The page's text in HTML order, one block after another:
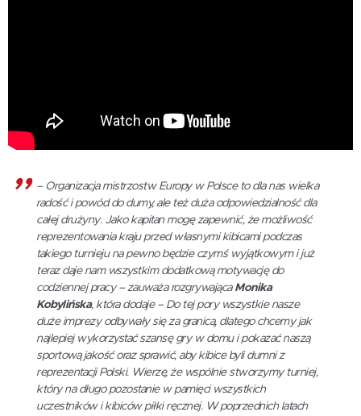
– Organizacja mistrzostw Europy w Polsce to dla nas wielka
radość i powód do dumy, ale też duża odpowiedzialność dla
całej drużyny. Jako kapitan mogę zapewnić, że możliwość
reprezentowania kraju przed własnymi kibicami podczas
takiego turnieju na pewno będzie czymś wyjątkowym i już
teraz daje nam wszystkim dodatkową motywację do
codziennej pracy– zauważa rozgrywająca Monika
Kobylińska, która dodaje – Do tej pory wszystkie nasze
duże imprezy odbywały się za granicą, dlatego chcemy jak
najlepiej wykorzystać szansę gry w domu i pokazać naszą
sportową jakość oraz sprawić, aby kibice byli dumni z
reprezentacji Polski. Wierzę, że wspólnie stworzymy turniej,
który na długo pozostanie w pamięci wszystkich
uczestników i kibiców piłki ręcznej. W poprzednich latach